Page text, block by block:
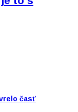
časť